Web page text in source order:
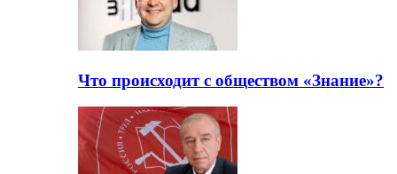
Что происходит с обществом «Знание»?